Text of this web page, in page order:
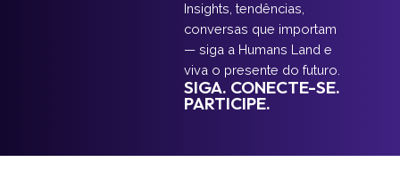
Insights, tendências,
conversas que importam
— siga a Humans Land e
viva o presente do futuro.
SIGA. CONECTE-SE.
PARTICIPE.